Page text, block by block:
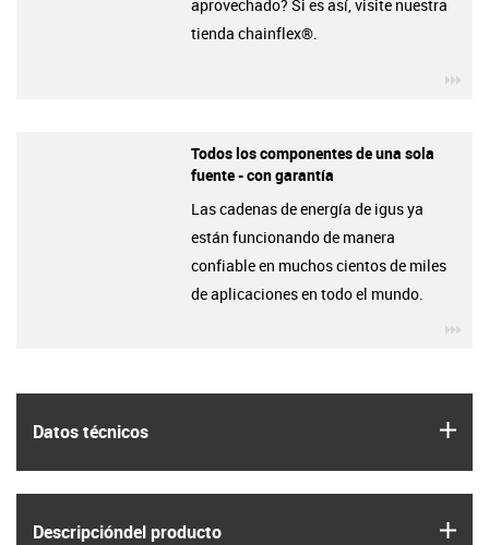
Datos técnicos
Descripción­del producto
aprovechado? Si es así, visite nuestra
tienda chainflex®.
Todos los componentes de una sola
fuente - con garantía
Las cadenas de energía de igus ya
están funcionando de manera
confiable en muchos cientos de miles
de aplicaciones en todo el mundo.